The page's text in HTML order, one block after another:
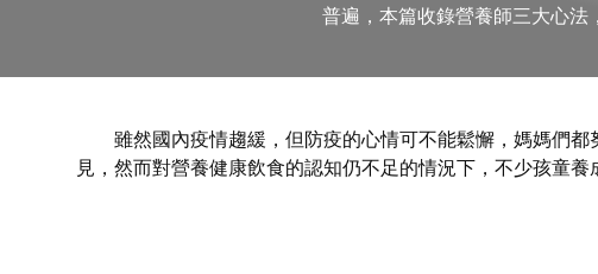
普遍，本篇收錄營養師三大心法
雖然國內疫情趨緩，但防疫的心情可不能鬆懈，媽媽們都
見，然而對營養健康飲食的認知仍不足的情況下，不少孩童